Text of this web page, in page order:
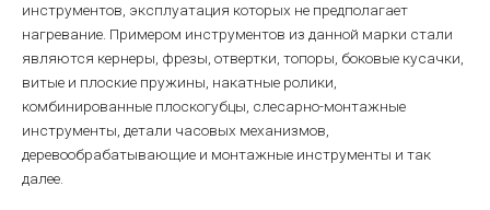
инструментов, эксплуатация которых не предполагает
нагревание. Примером инструментов из данной марки стали
являются кернеры, фрезы, отвертки, топоры, боковые кусачки,
витые и плоские пружины, накатные ролики,
комбинированные плоскогубцы, слесарно-монтажные
инструменты, детали часовых механизмов,
деревообрабатывающие и монтажные инструменты и так
далее.